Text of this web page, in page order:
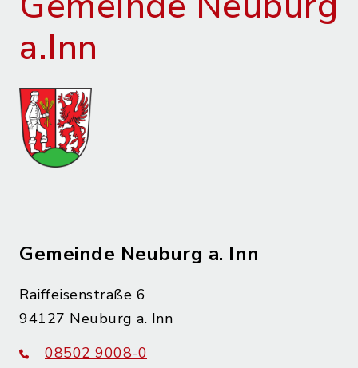
a.Inn
Gemeinde Neuburg a. Inn
Raiffeisenstraße 6
94127 Neuburg a. Inn
08502 9008-0